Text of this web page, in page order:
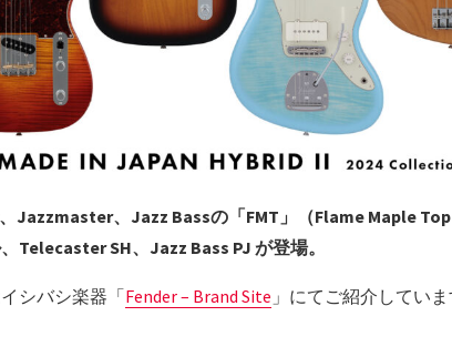
、Jazz Bassの「FMT」（Flame Maple
Telecaster SH、Jazz Bass PJ が登場。
シバシ楽器「Fender – Brand Site 」にてご紹介していま